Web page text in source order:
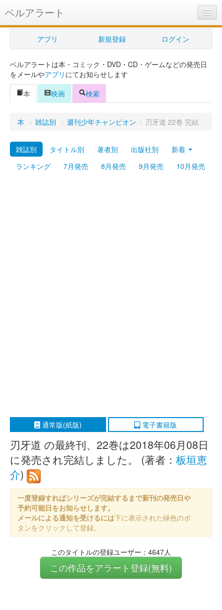
ベルアラート
ベルアラートとは
ヘルプ
新規登録
ログイン
Myシェルフ
プレミアム
アプリ 新規登録 ログイン
ベルアラートは本・コミック・DVD・CD・ゲームなどの発売日
をメールやアプリ にてお知らせします
本
映画 検索
本 > 雑誌別 > 週刊少年チャンピオン > 刃牙道 22巻 完結
雑誌別 タイトル別 著者別 出版社別
新着
ランキング
7月発売 8月発売 9月発売 10月発売
通常版(紙版) 電子書籍版
刃牙道 の最終刊、22巻は2018年06月08日
に発売され完結しました。 (著者： 板垣恵
介)
一度登録すればシリーズが完結するまで新刊の発売日や
予約可能日をお知らせします。
メールによる通知を受けるには下に表示された緑色のボ
タンをクリックして登録。
このタイトルの登録ユーザー：4647人
この作品をアラート登録(無料)